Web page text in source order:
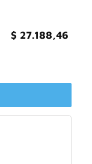
$ 27.188,46